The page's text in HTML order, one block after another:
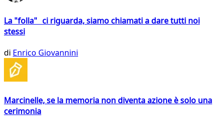
La "folla" ci riguarda, siamo chiamati a dare tutti noi
stessi
di Enrico Giovannini
Marcinelle, se la memoria non diventa azione è solo una
cerimonia